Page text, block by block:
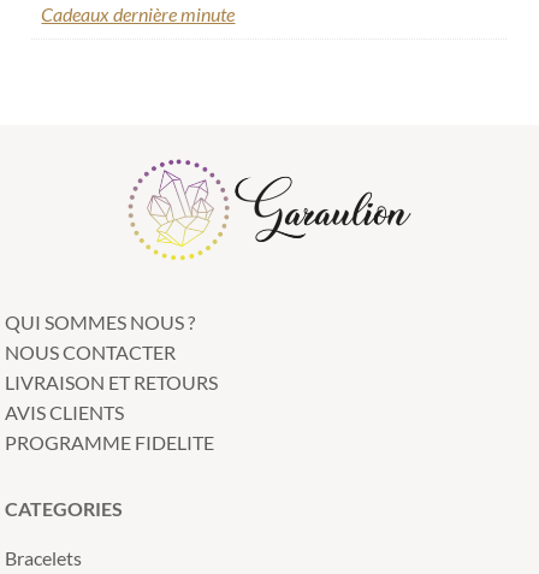
Cadeaux dernière minute
QUI SOMMES NOUS ?
NOUS CONTACTER
LIVRAISON ET RETOURS
AVIS CLIENTS
PROGRAMME FIDELITE
CATEGORIES
Bracelets